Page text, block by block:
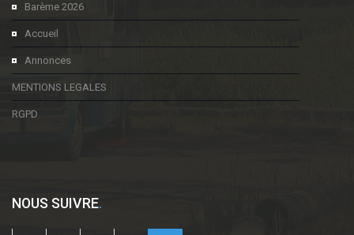
Barème 2026
Accueil
Annonces
MENTIONS LEGALES
RGPD
NOUS SUIVRE.